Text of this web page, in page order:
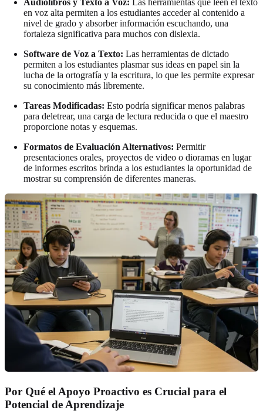
Audiolibros y Texto a Voz: Las herramientas que leen el texto
en voz alta permiten a los estudiantes acceder al contenido a
nivel de grado y absorber información escuchando, una
fortaleza significativa para muchos con dislexia.
Software de Voz a Texto: Las herramientas de dictado
permiten a los estudiantes plasmar sus ideas en papel sin la
lucha de la ortografía y la escritura, lo que les permite expresar
su conocimiento más libremente.
Tareas Modificadas: Esto podría significar menos palabras
para deletrear, una carga de lectura reducida o que el maestro
proporcione notas y esquemas.
Formatos de Evaluación Alternativos: Permitir
presentaciones orales, proyectos de video o dioramas en lugar
de informes escritos brinda a los estudiantes la oportunidad de
mostrar su comprensión de diferentes maneras.
Por Qué el Apoyo Proactivo es Crucial para el
Potencial de Aprendizaje